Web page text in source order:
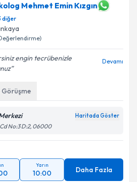
Mehmet Emin Kızgın
diğer
engin tecrübenizle
Devamı
Görüşme
Haritada Göster
No:3 D:2, 06000
Yarın
10:00 Daha Fazla